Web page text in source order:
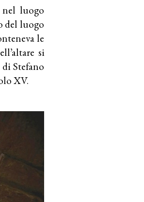
nel luogo
del luogo
le
si
Stefano
XV.